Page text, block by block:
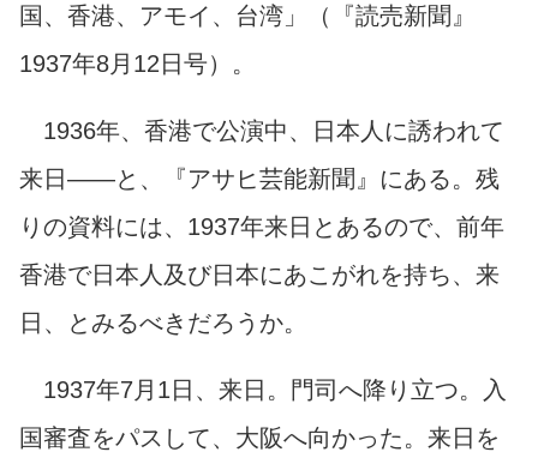
国、香港、アモイ、台湾」
（『読売新聞』
1937年8月12日号） 。
1936年、香港で公演中、日本人に誘われて
来日――と、『アサヒ芸能新聞』にある。残
りの資料には、1937年来日とあるので、前年
香港で日本人及び日本にあこがれを持ち、来
日、とみるべきだろうか。
1937年7月1日、来日。門司へ降り立つ。入
国審査をパスして、大阪へ向かった。来日を